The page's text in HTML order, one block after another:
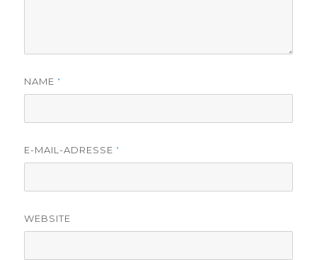
NAME *
E-MAIL-ADRESSE *
WEBSITE